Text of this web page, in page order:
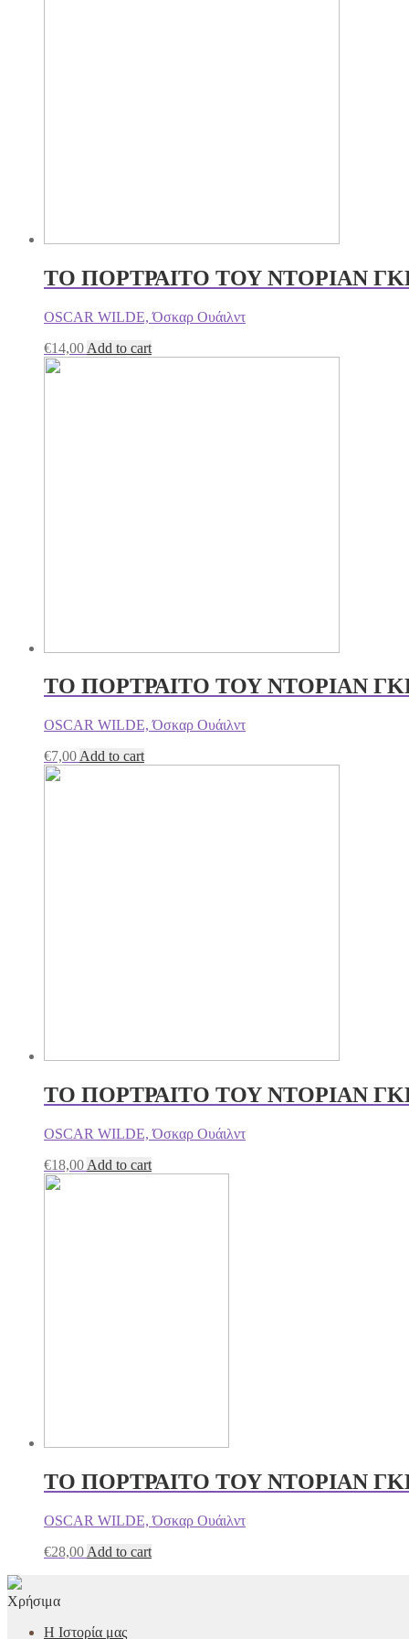
ΤΟ ΠΟΡΤΡΑΙΤΟ ΤΟΥ ΝΤΟΡΙΑΝ
OSCAR WILDE, Όσκαρ Ουάιλντ
€14,00 Add to cart
ΤΟ ΠΟΡΤΡΑΙΤΟ ΤΟΥ ΝΤΟΡΙΑΝ
OSCAR WILDE, Όσκαρ Ουάιλντ
€7,00 Add to cart
ΤΟ ΠΟΡΤΡΑΙΤΟ ΤΟΥ ΝΤΟΡΙΑΝ
OSCAR WILDE, Όσκαρ Ουάιλντ
€18,00 Add to cart
ΤΟ ΠΟΡΤΡΑΙΤΟ ΤΟΥ ΝΤΟΡΙΑΝ
OSCAR WILDE, Όσκαρ Ουάιλντ
€28,00 Add to cart
Χρήσιμα
Η Ιστορία μας